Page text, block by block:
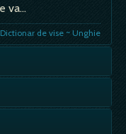
va…
Dictionar de vise ~ Unghie
pe ea insasi. Mai
de autoritate si